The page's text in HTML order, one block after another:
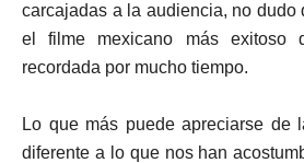
carcajadas a la audiencia, no dudo
el filme mexicano más
recordada por mucho tiempo.
Lo que más puede apreciarse de
diferente a lo que nos han